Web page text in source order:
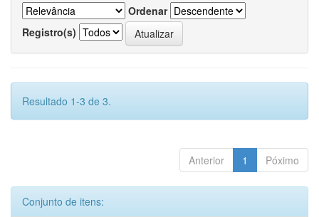
Ordenar
Registro(s)
Resultado 1-3 de 3.
Anterior 1 Póximo
Conjunto de itens: